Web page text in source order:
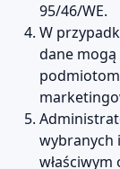
95/46/WE.
W
dane
podmiotom
wybranych